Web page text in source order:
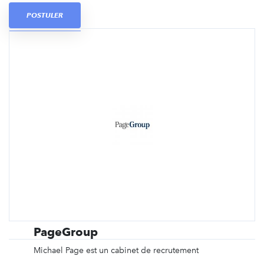
POSTULER
PageGroup
Michael Page est un cabinet de recrutement